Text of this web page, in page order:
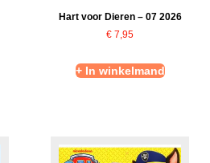
Hart voor Dieren – 07 2026
€ 7,95
+ In winkelmand